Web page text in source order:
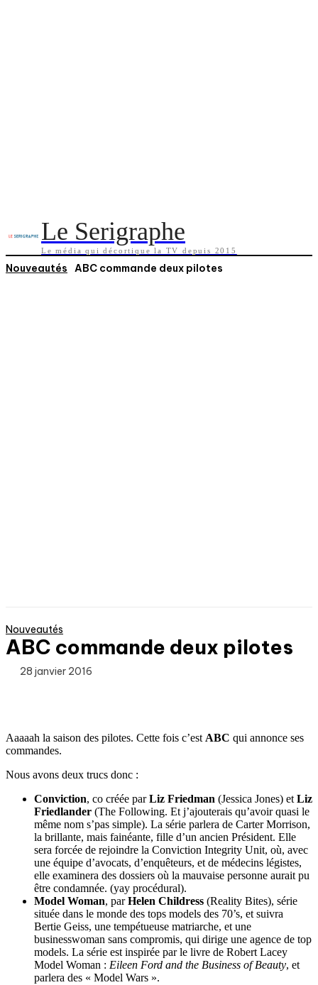
Le Serigraphe
Le média qui décortique la TV depuis 2015
Nouveautés ABC commande deux pilotes
Nouveautés
ABC commande deux pilotes
28 janvier 2016
Aaaaah la saison des pilotes. Cette fois c’est ABC qui annonce ses
commandes.
Nous avons deux trucs donc :
Conviction, co créée parLiz Friedman (Jessica Jones) et Liz
Friedlander (The Following. Et j’ajouterais qu’avoir quasi le
même nom s’pas simple). La série parlera de Carter Morrison,
la brillante, mais fainéante, fille d’un ancien Président. Elle
sera forcée de rejoindre la Conviction Integrity Unit, où, avec
une équipe d’avocats, d’enquêteurs, et de médecins légistes,
elle examinera des dossiers où la mauvaise personne aurait pu
être condamnée. (yay procédural).
Model Woman, parHelen Childress (Reality Bites), série
située dans le monde des tops models des 70’s, et suivra
Bertie Geiss, une tempétueuse matriarche, et une
businesswoman sans compromis, qui dirige une agence de top
models. La série est inspirée par le livre de Robert Lacey
Model Woman : Eileen Ford and the Business of Beauty, et
parlera des « Model Wars ».